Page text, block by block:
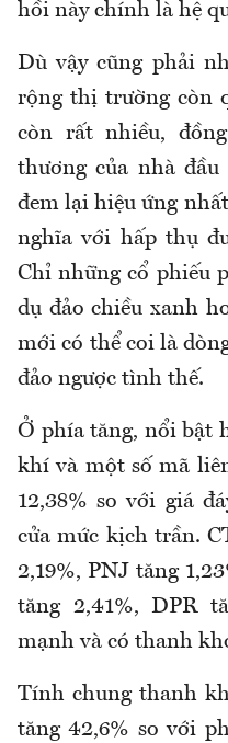
hồi này chính là hệ
Dù vậy cũng phải
rộng thị trường còn
còn rất nhiều,
thương của nhà
đem lại hiệu ứng
nghĩa với hấp thụ
Chỉ những cổ phiếu
dụ đảo chiều xanh
mới có thể coi là
đảo ngược tình thế.
Ở phía tăng, nổi bật
khí và một số mã
12,38% so với giá
cửa mức kịch trần.
2,19%, PNJ tăng
tăng 2,41%, DPR
mạnh và có thanh
Tính chung thanh
tăng 42,6% so với